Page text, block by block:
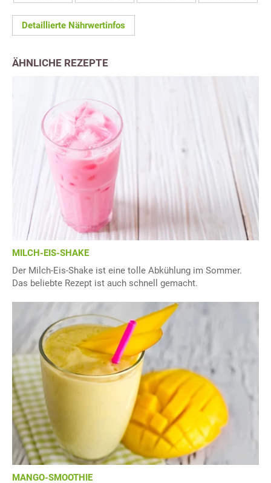
Detaillierte Nährwertinfos
ÄHNLICHE REZEPTE
MILCH-EIS-SHAKE
Der Milch-Eis-Shake ist eine tolle Abkühlung im Sommer.
Das beliebte Rezept ist auch schnell gemacht.
MANGO-SMOOTHIE